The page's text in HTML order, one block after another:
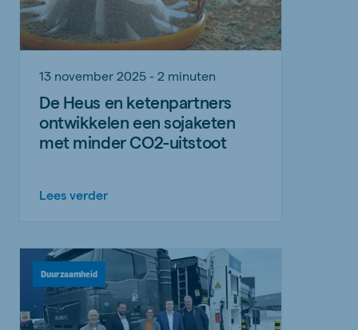
13 november 2025 - 2 minuten
De Heus en ketenpartners
ontwikkelen een sojaketen
met minder CO2-uitstoot
Lees verder
Duurzaamheid